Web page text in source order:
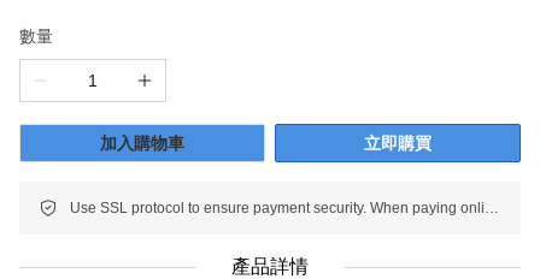
數量
加入購物車 立即購買
Use SSL protocol to ensure payment security. When paying online, your payment information is protected.
產品詳情